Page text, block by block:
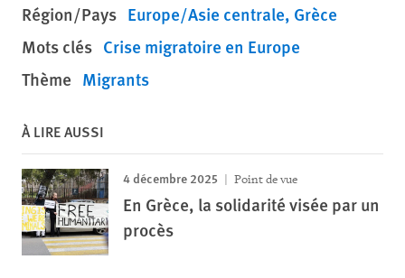
Région/Pays Europe/Asie centrale Grèce
Mots clés Crise migratoire en Europe
Thème Migrants
À LIRE AUSSI
4 décembre 2025 Point de vue
En Grèce, la solidarité visée par un
procès